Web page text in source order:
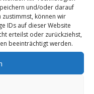
und/oder darauf
zustimmst, können wir
IDs auf dieser Website
erteilst oder zurückziehst,
beeinträchtigt werden.
2017
ich habe in
Media studiert.
und
als